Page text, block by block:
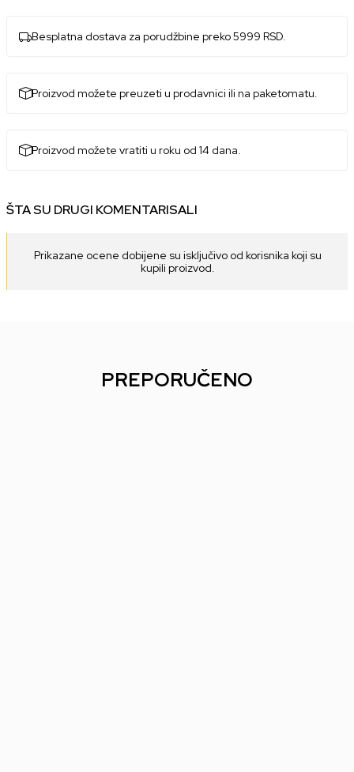
Besplatna dostava za porudžbine preko 5999 RSD.
Proizvod možete preuzeti u prodavnici ili na paketomatu.
Proizvod možete vratiti u roku od 14 dana.
ŠTA SU DRUGI KOMENTARISALI
Prikazane ocene dobijene su isključivo od korisnika koji su
kupili proizvod.
PREPORUČENO